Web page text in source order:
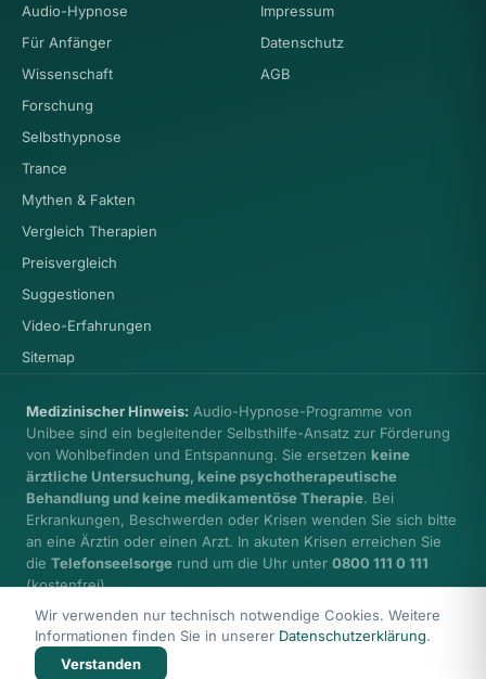
Audio-Hypnose
Für Anfänger
Wissenschaft
Forschung
Selbsthypnose
Trance
Mythen & Fakten
Vergleich Therapien
Preisvergleich
Suggestionen
Video-Erfahrungen
Sitemap
Impressum
Datenschutz
AGB
Medizinischer Hinweis: Audio-Hypnose-Programme von
Unibee sind ein begleitender Selbsthilfe-Ansatz zur Förderung
von Wohlbefinden und Entspannung. Sie ersetzen keine
ärztliche Untersuchung, keine psychotherapeutische
Behandlung und keine medikamentöse Therapie. Bei
Erkrankungen, Beschwerden oder Krisen wenden Sie sich bitte
an eine Ärztin oder einen Arzt. In akuten Krisen erreichen Sie
die Telefonseelsorge rund um die Uhr unter 0800 111 0 111
(kostenfrei).
© 2026 Health Care unibee Institute · Ingo Simon
Wir verwenden nur technisch notwendige Cookies. Weitere
Informationen finden Sie in unserer Datenschutzerklärung.
Verstanden